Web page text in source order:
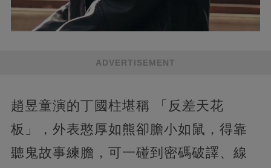
ADVERTISEMENT
趙昱童演的丁國柱堪稱 「反差天花
板」，外表憨厚如熊卻膽小如鼠，得靠
聽鬼故事練膽，可一碰到密碼破譯、線